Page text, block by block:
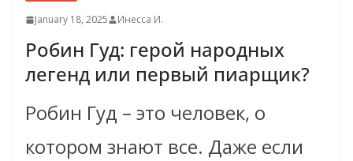
January 18, 2025 Инесса И.
Робин Гуд: герой народных
легенд или первый пиарщик?
Робин Гуд – это человек, о
котором знают все. Даже если